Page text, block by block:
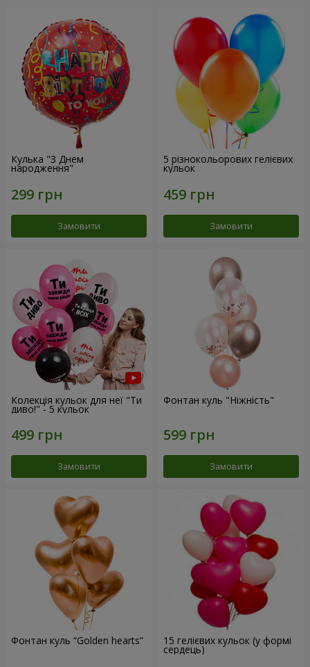
Кулька "З Днем
народження"
Замовити
5 різнокольорових гелієвих
кульок
Замовити
Колекція кульок для неї "Ти
диво!" - 5 кульок
Замовити
Фонтан куль "Ніжність"
Замовити
Фонтан куль “Golden hearts” 15 гелієвих кульок (у формі
сердець)